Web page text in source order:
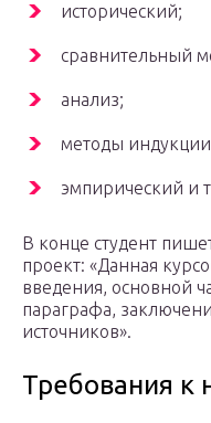
исторический;
сравнительный
анализ;
методы
эмпирический и
В конце студент
проект: «Данная
введения, основной
параграфа,
источников».
Требования к